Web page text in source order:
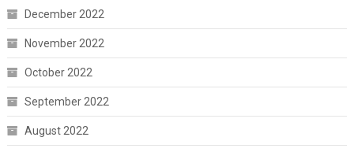
December 2022
November 2022
October 2022
September 2022
August 2022